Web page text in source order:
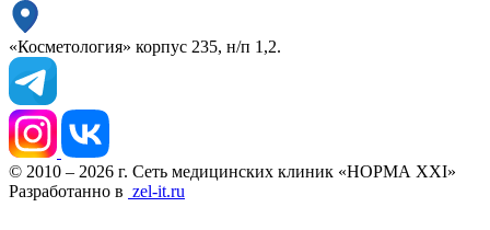
«Косметология» корпус 235, н/п 1,2.
© 2010 – 2026 г. Сеть медицинских клиник «НОРМА XXI»
Разработанно в zel-it.ru